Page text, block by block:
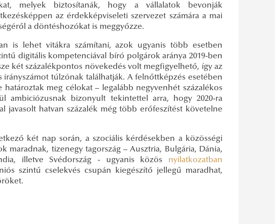
melyek biztosítanák, hogy a vállalatok bevonják
az érdekképviseleti szervezet számára a mai
a döntéshozókat is meggyőzze.
is lehet vitákra számítani, azok ugyanis több esetben
digitális kompetenciával bíró polgárok aránya 2019-ben
két százalékpontos növekedés volt megfigyelhető, így az
túlzónak találhatják. A felnőttképzés esetében
meg célokat – legalább negyvenhét százalékos
ambiciózusnak bizonyult tekintettel arra, hogy 2020-ra
javasolt hatvan százalék még több erőfeszítést követelne
két nap során, a szociális kérdésekben a közösségi
maradnak, tizenegy tagország – Ausztria, Bulgária, Dánia,
illetve Svédország - ugyanis közös nyilatkozatban
szintű cselekvés csupán kiegészítő jellegű maradhat,